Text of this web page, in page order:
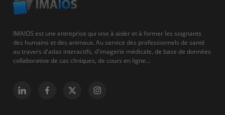
IMAIOS est une entreprise qui vise à aider et à former les soignants
des humains et des animaux. Au service des professionnels de santé
au travers d'atlas interactifs, d'imagerie médicale, de base de données
collaborative de cas cliniques, de cours en ligne...